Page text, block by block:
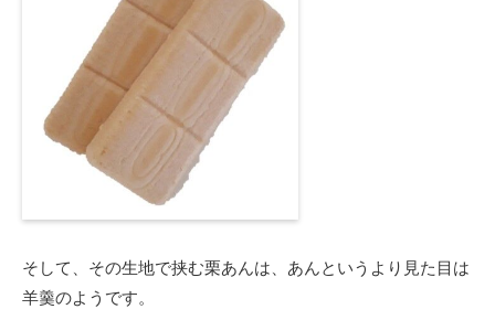
そして、その生地で挟む栗あんは、あんというより見た目は
羊羹のようです。